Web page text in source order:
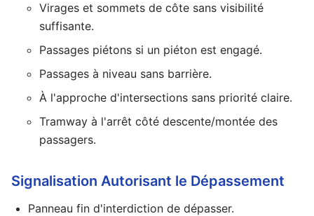
Virages et sommets de côte sans visibilité
suffisante.
Passages piétons si un piéton est engagé.
Passages à niveau sans barrière.
À l'approche d'intersections sans priorité claire.
Tramway à l'arrêt côté descente/montée des
passagers.
Signalisation Autorisant le Dépassement
Panneau fin d'interdiction de dépasser.